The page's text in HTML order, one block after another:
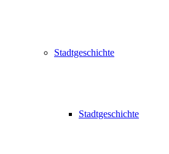
Stadtgeschichte
Stadtgeschichte